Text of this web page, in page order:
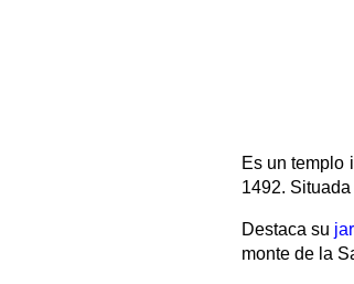
Es un templo
1492. Situada
Destaca su
monte de la